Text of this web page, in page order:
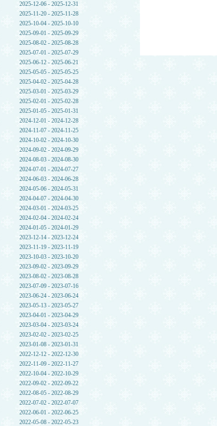
2025-12-06 - 2025-12-31
2025-11-20 - 2025-11-28
2025-10-04 - 2025-10-10
2025-09-01 - 2025-09-29
2025-08-02 - 2025-08-28
2025-07-01 - 2025-07-29
2025-06-12 - 2025-06-21
2025-05-05 - 2025-05-25
2025-04-02 - 2025-04-28
2025-03-01 - 2025-03-29
2025-02-01 - 2025-02-28
2025-01-05 - 2025-01-31
2024-12-01 - 2024-12-28
2024-11-07 - 2024-11-25
2024-10-02 - 2024-10-30
2024-09-02 - 2024-09-29
2024-08-03 - 2024-08-30
2024-07-01 - 2024-07-27
2024-06-03 - 2024-06-28
2024-05-06 - 2024-05-31
2024-04-07 - 2024-04-30
2024-03-01 - 2024-03-25
2024-02-04 - 2024-02-24
2024-01-05 - 2024-01-29
2023-12-14 - 2023-12-24
2023-11-19 - 2023-11-19
2023-10-03 - 2023-10-20
2023-09-02 - 2023-09-29
2023-08-02 - 2023-08-28
2023-07-09 - 2023-07-16
2023-06-24 - 2023-06-24
2023-05-13 - 2023-05-27
2023-04-01 - 2023-04-29
2023-03-04 - 2023-03-24
2023-02-02 - 2023-02-25
2023-01-08 - 2023-01-31
2022-12-12 - 2022-12-30
2022-11-09 - 2022-11-27
2022-10-04 - 2022-10-29
2022-09-02 - 2022-09-22
2022-08-05 - 2022-08-29
2022-07-02 - 2022-07-07
2022-06-01 - 2022-06-25
2022-05-08 - 2022-05-23